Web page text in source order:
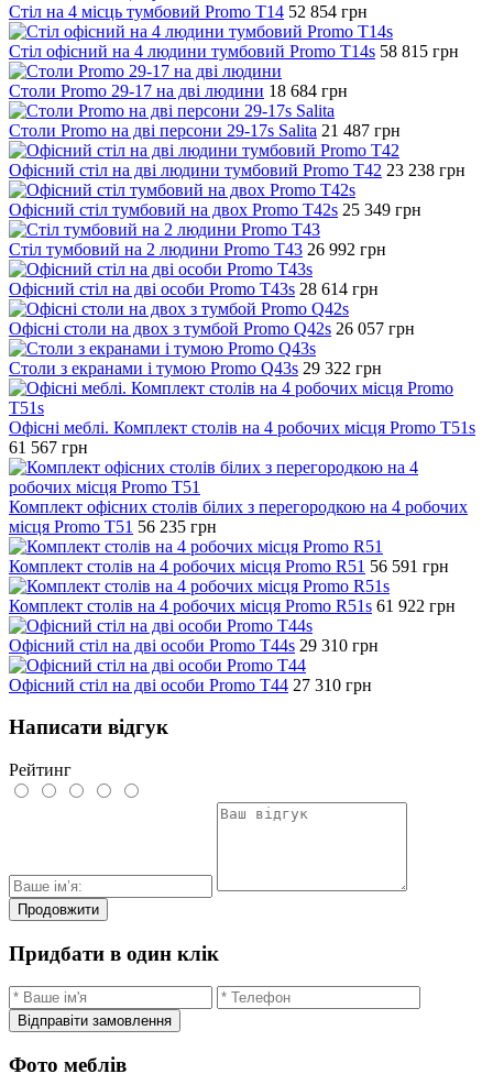
Стіл на 4 місць тумбовий Promo T14 52 854 грн
Стіл офісний на 4 людини тумбовий Promo T14s 58 815 грн
Столи Promo 29-17 на дві людини 18 684 грн
Столи Promo на дві персони 29-17s Salita 21 487 грн
Офісний стіл на дві людини тумбовий Promo T42 23 238 грн
Офісний стіл тумбовий на двох Promo T42s 25 349 грн
Стіл тумбовий на 2 людини Promo T43 26 992 грн
Офісний стіл на дві особи Promo T43s 28 614 грн
Офісні столи на двох з тумбой Promo Q42s 26 057 грн
Столи з екранами і тумою Promo Q43s 29 322 грн
Офісні меблі. Комплект столів на 4 робочих місця Promo T51s
61 567 грн
Комплект офісних столів білих з перегородкою на 4 робочих
місця Promo T51 56 235 грн
Комплект столів на 4 робочих місця Promo R51 56 591 грн
Комплект столів на 4 робочих місця Promo R51s 61 922 грн
Офісний стіл на дві особи Promo T44s 29 310 грн
Офісний стіл на дві особи Promo T44 27 310 грн
Написати відгук
Рейтинг
Продовжити
Придбати в один клік
Відправіти замовлення
Фото меблів